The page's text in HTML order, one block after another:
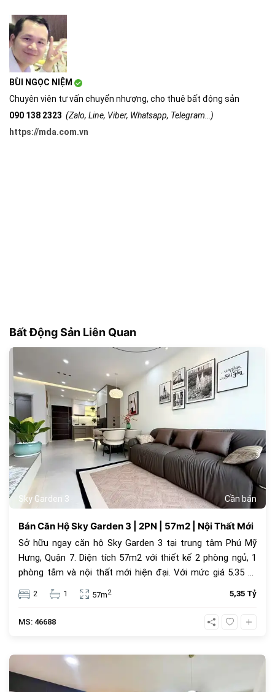
BÙI NGỌC NIỆM
Chuyên viên tư vấn chuyển nhượng, cho thuê bất động sản
090 138 2323 (Zalo, Line, Viber, Whatsapp, Telegram…)
https://mda.com.vn
Bất Động Sản Liên Quan
Sky Garden 3 Cần bán
180
Bán Căn Hộ Sky Garden 3 | 2PN | 57m2 | Nội Thất Mới
Sở hữu ngay căn hộ Sky Garden 3 tại trung tâm Phú Mỹ
Hưng, Quận 7. Diện tích 57m2 với thiết kế 2 phòng ngủ, 1
phòng tắm và nội thất mới hiện đại. Với mức giá 5.35 tỷ
đồng, đây là lựa chọn an cư lý tưởng hoặc đầu tư cho
thuê sinh lời cao trong cộng đồng văn minh.
2 1 57m2 5,35 Tỷ
MS: 46688